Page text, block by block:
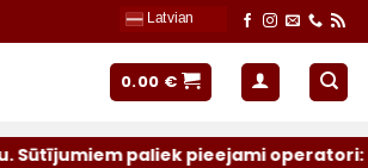
Latvian
0.00 €
paliek pieejami operatori: Latvijas